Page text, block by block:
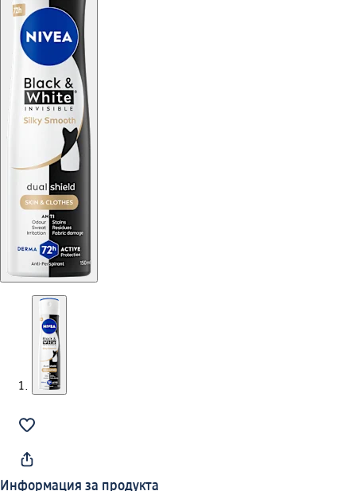
Информация за продукта